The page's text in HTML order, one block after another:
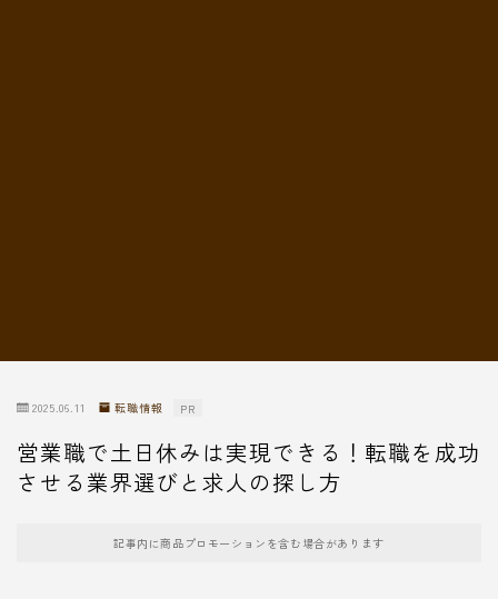
2025.06.11 転職情報 PR
営業職で土日休みは実現できる！転職を成功
させる業界選びと求人の探し方
記事内に商品プロモーションを含む場合があります